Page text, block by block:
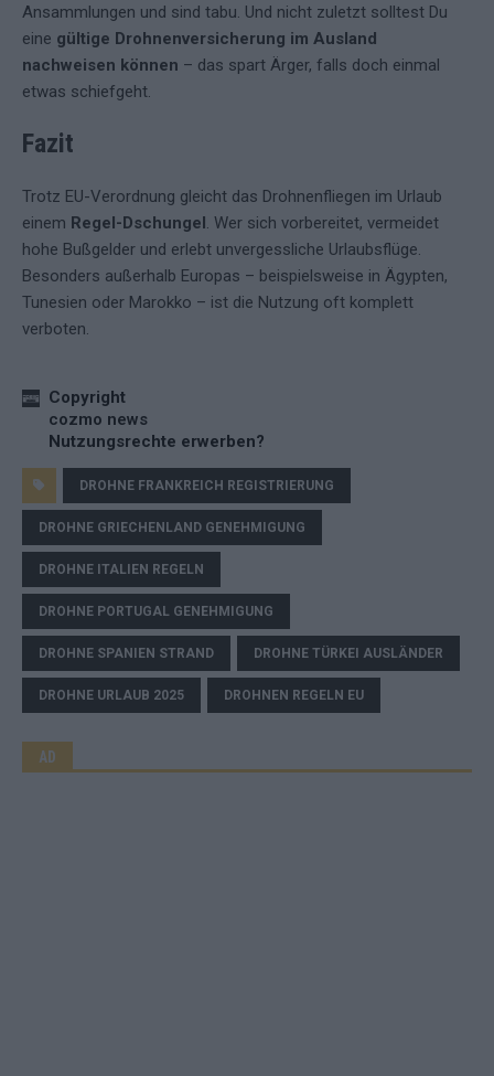
Ansammlungen und sind tabu. Und nicht zuletzt solltest Du
eine gültige Drohnenversicherung im Ausland
nachweisen können – das spart Ärger, falls doch einmal
etwas schiefgeht.
Fazit
Trotz EU-Verordnung gleicht das Drohnenfliegen im Urlaub
einem Regel-Dschungel. Wer sich vorbereitet, vermeidet
hohe Bußgelder und erlebt unvergessliche Urlaubsflüge.
Besonders außerhalb Europas – beispielsweise in Ägypten,
Tunesien oder Marokko – ist die Nutzung oft komplett
verboten.
Copyright
cozmo news
Nutzungsrechte erwerben?
DROHNE FRANKREICH REGISTRIERUNG
DROHNE GRIECHENLAND GENEHMIGUNG
DROHNE ITALIEN REGELN
DROHNE PORTUGAL GENEHMIGUNG
DROHNE SPANIEN STRAND DROHNE TÜRKEI AUSLÄNDER
DROHNE URLAUB 2025 DROHNEN REGELN EU
AD